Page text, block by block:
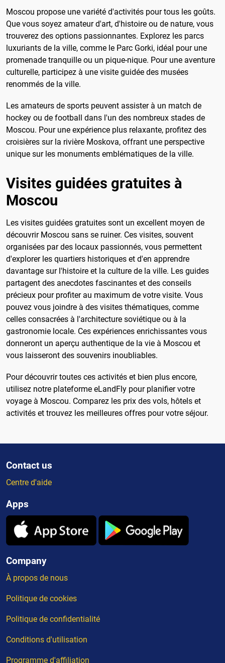
Moscou propose une variété d'activités pour tous les goûts.
Que vous soyez amateur d'art, d'histoire ou de nature, vous
trouverez des options passionnantes. Explorez les parcs
luxuriants de la ville, comme le Parc Gorki, idéal pour une
promenade tranquille ou un pique-nique. Pour une aventure
culturelle, participez à une visite guidée des musées
renommés de la ville.
Les amateurs de sports peuvent assister à un match de
hockey ou de football dans l'un des nombreux stades de
Moscou. Pour une expérience plus relaxante, profitez des
croisières sur la rivière Moskova, offrant une perspective
unique sur les monuments emblématiques de la ville.
Visites guidées gratuites à
Moscou
Les visites guidées gratuites sont un excellent moyen de
découvrir Moscou sans se ruiner. Ces visites, souvent
organisées par des locaux passionnés, vous permettent
d'explorer les quartiers historiques et d'en apprendre
davantage sur l'histoire et la culture de la ville. Les guides
partagent des anecdotes fascinantes et des conseils
précieux pour profiter au maximum de votre visite. Vous
pouvez vous joindre à des visites thématiques, comme
celles consacrées à l'architecture soviétique ou à la
gastronomie locale. Ces expériences enrichissantes vous
donneront un aperçu authentique de la vie à Moscou et
vous laisseront des souvenirs inoubliables.
Pour découvrir toutes ces activités et bien plus encore,
utilisez notre plateforme eLandFly pour planifier votre
voyage à Moscou. Comparez les prix des vols, hôtels et
activités et trouvez les meilleures offres pour votre séjour.
Contact us
Centre d'aide
Apps
Company
À propos de nous
Politique de cookies
Politique de confidentialité
Conditions d'utilisation
Programme d'affiliation